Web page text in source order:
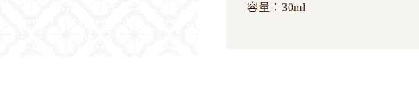
容量：30ml